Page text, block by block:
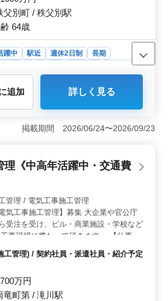
父別町 / 秩父別駅
64歳
躍中 駅近 週休2日制
長期
業務委託
テラン弁護士募集＞ 北海道雨竜郡
士事務所では、中高年の経験豊富な
集しています。お客様と共に最適な
たる問題に対応しています。 ＜
＞ 秩父別駅から近く、アクセス便
態や勤務日数についても柔軟に対
、就業時間や休暇など、働き方に関
ています。 ＜充実の福利厚生＞
万円という魅力的な給与設定に加
健康、厚生など、安心して働くため
。経験を活かして新たなキャリア
募をお待ちしています。
追加 詳しく見る
掲載期間 2026/06/24〜2026/09/23
理《中高年活躍中・交通費
施工管理 / 電気工事施工管理
電気工事施工管理】募集 大企業や官公庁
受注を受け、ビル・商業施設・学校など
事現場に携わって頂きます。 【仕事内
電気工事施工管理業務 ・打合せ ・施工
作成 ・工事の工程、品質、安全管理 ・
是非ご応募ください! 50代、60代の方も
です。 【有資格者優遇】 ・1級電気工
工管理) / 契約社員・派遣社員・紹介予定
万円
竜町第 / 滝川駅